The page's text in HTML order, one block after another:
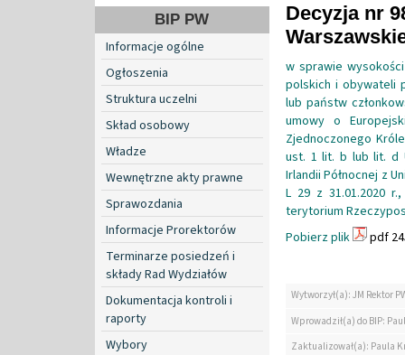
BIP PW
Informacje ogólne
Ogłoszenia
Struktura uczelni
Skład osobowy
Władze
Wewnętrzne akty prawne
Sprawozdania
Informacje Prorektorów
Terminarze posiedzeń i
składy Rad Wydziałów
Dokumentacja kontroli i
raporty
Wybory
Decyzja nr
w sprawie
polskich i obywateli
lub państw
umowy o
Zjednoczonego
ust. 1 lit. b lub lit. d
Irlandii Północnej z
L 29 z 31.01.2020
terytorium
Pobierz plik
pdf
Wytworzył(a): JM Rektor
Wprowadził(a) do BIP:
Zaktualizował(a): Paula